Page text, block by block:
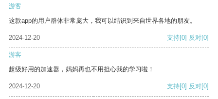
游客
这款app的用户群体非常庞大，我可以结识到来自世界各地的朋友。
2024-12-20 支持[0] 反对[0]
游客
超级好用的加速器，妈妈再也不用担心我的学习啦！
2024-12-20 支持[0] 反对[0]